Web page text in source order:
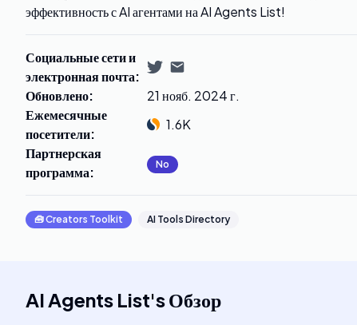
эффективность с AI агентами на AI Agents List!
Социальные сети и
электронная почта:
Обновлено:
21 нояб. 2024 г.
Ежемесячные
посетители:
1.6K
Партнерская
программа: No
🧰Creators Toolkit AI Tools Directory
AI Agents List'sОбзор